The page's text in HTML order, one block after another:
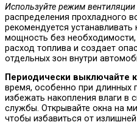
Используйте режим вентиляции
распределения прохладного
рекомендуется
мощность без необходимости,
расход топлива и создает
отдельных зон внутри
Периодически выключайте
время, особенно при длинных
избежать накопления влаги в
службы. Открывайте окна на
чтобы избавиться от